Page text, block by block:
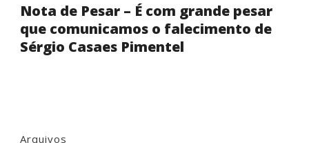
Nota de Pesar – É com grande pesar
que comunicamos o falecimento de
Sérgio Casaes Pimentel
Arquivos